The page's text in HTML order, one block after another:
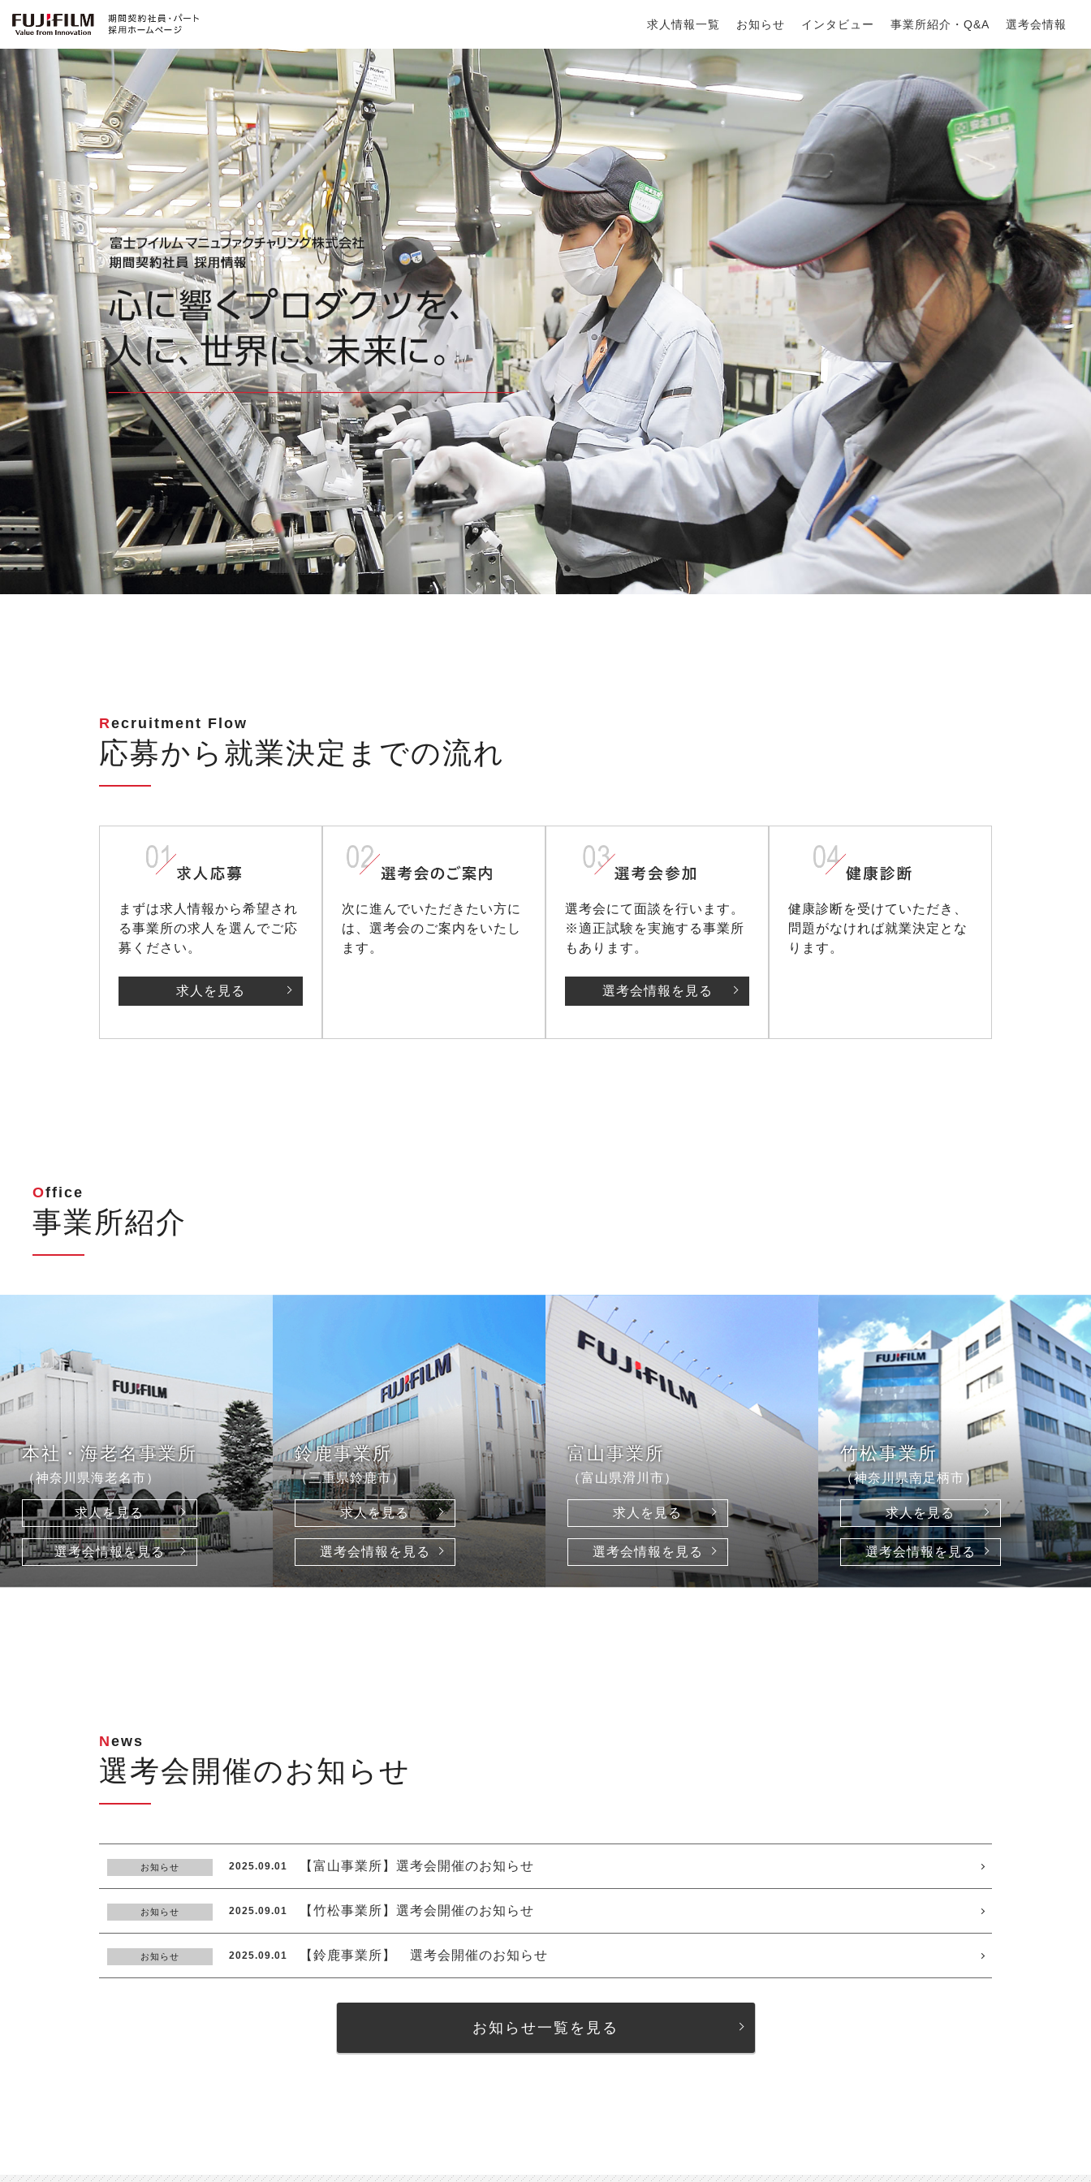
求人情報一覧 お知らせ インタビュー 事業所紹介・Q&A 選考会情報
Recruitment Flow
応募から就業決定までの流れ
まずは求人情報から希望され
る事業所の求人を選んでご応
募ください。
求人を見る
次に進んでいただきたい方に
は、選考会のご案内をいたし
ます。
選考会にて面談を行います。
※適正試験を実施する事業所
もあります。
選考会情報を見る
健康診断を受けていただき、
問題がなければ就業決定とな
ります。
Office
事業所紹介
本社・海老名事業所
（神奈川県海老名市）
求人を見る
選考会情報を見る
鈴鹿事業所
（三重県鈴鹿市）
求人を見る
選考会情報を見る
富山事業所
（富山県滑川市）
求人を見る
選考会情報を見る
竹松事業所
（神奈川県南足柄市）
求人を見る
選考会情報を見る
News
選考会開催のお知らせ
お知らせ 2025.09.01 【富山事業所】選考会開催のお知らせ
お知らせ 2025.09.01 【竹松事業所】選考会開催のお知らせ
お知らせ 2025.09.01 【鈴鹿事業所】 選考会開催のお知らせ
お知らせ一覧を見る